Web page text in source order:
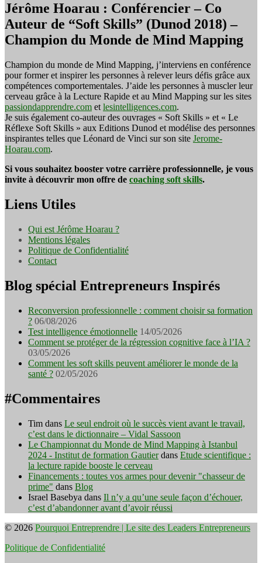
Jérôme Hoarau : Conférencier – Co
Auteur de “Soft Skills” (Dunod 2018) –
Champion du Monde de Mind Mapping
Champion du monde de Mind Mapping, j’interviens en conférence
pour former et inspirer les personnes à relever leurs défis grâce aux
compétences comportementales. J’aide les personnes à muscler leur
cerveau grâce à la Lecture Rapide et au Mind Mapping sur les sites
passiondapprendre.com et lesintelligences.com.
Je suis également co-auteur des ouvrages « Soft Skills » et « Le
Réflexe Soft Skills » aux Editions Dunod et modélise des personnes
inspirantes telles que Léonard de Vinci sur son site Jerome-
Hoarau.com.
Si vous souhaitez booster votre carrière professionnelle, je vous
invite à découvrir mon offre de coaching soft skills.
Liens Utiles
Qui est Jérôme Hoarau ?
Mentions légales
Politique de Confidentialité
Contact
Blog spécial Entrepreneurs Inspirés
Reconversion professionnelle : comment choisir sa formation
? 06/08/2026
Test intelligence émotionnelle 14/05/2026
Comment se protéger de la régression cognitive face à l’IA ?
03/05/2026
Comment les soft skills peuvent améliorer le monde de la
santé ? 02/05/2026
#Commentaires
Tim dans Le seul endroit où le succès vient avant le travail,
c’est dans le dictionnaire – Vidal Sassoon
Le Championnat du Monde de Mind Mapping à Istanbul
2024 - Institut de formation Gautierdans Etude scientifique :
la lecture rapide booste le cerveau
Financements : toutes vos armes pour devenir "chasseur de
prime" dans Blog
Israel Basebya dans Il n’y a qu’une seule façon d’échouer,
c’est d’abandonner avant d’avoir réussi
© 2026 Pourquoi Entreprendre | Le site des Leaders Entrepreneurs
Politique de Confidentialité